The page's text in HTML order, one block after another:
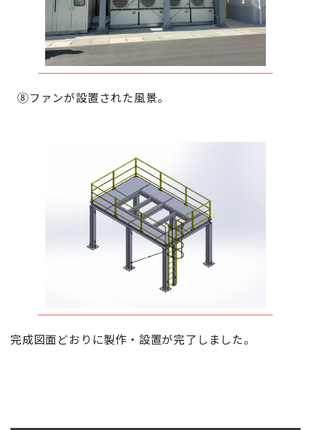
⑧ファンが設置された風景。
完成図面どおりに製作・設置が完了しました。